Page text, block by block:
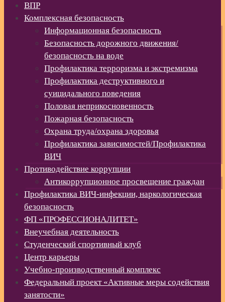
ВПР
Комплексная безопасность
Информационная безопасность
Безопасность дорожного движения/
безопасность на воде
Профилактика терроризма и экстремизма
Профилактика деструктивного и
суицидального поведения
Половая неприкосновенность
Пожарная безопасность
Охрана труда/охрана здоровья
Профилактика зависимостей/Профилактика
ВИЧ
Противодействие коррупции
Антикоррупционное просвещение граждан
Профилактика ВИЧ-инфекции, наркологическая
безопасность
ФП «ПРОФЕССИОНАЛИТЕТ»
Внеучебная деятельность
Студенческий спортивный клуб
Центр карьеры
Учебно-производственный комплекс
Федеральный проект «Активные меры содействия
занятости»